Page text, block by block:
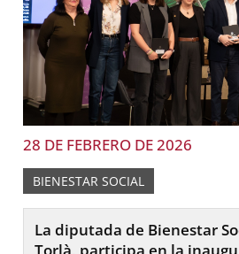
28 DE FEBRERO DE 2026
BIENESTAR SOCIAL
La diputada de Bienestar
Torlà, participa en la